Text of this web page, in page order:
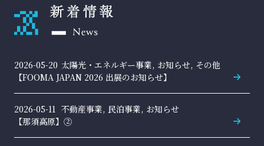
【FOOMA JAPAN 2026 出展のお知らせ】
太陽光・エネルギー事業, お知らせ, その他
2026-05-20
【那須高原】②
不動産事業, 民泊事業, お知らせ
2026-05-11